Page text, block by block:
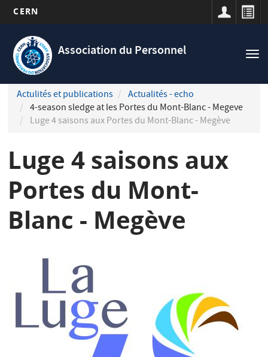
contenu
principal
CERN
Association du Personnel
Navigation
principale
Actulités et publications
Actualités - echo
4-season sledge at les Portes du Mont-Blanc - Megeve
Luge 4 saisons aux Portes du Mont-Blanc - Megève
Luge 4 saisons aux
Portes du Mont-
Blanc - Megève